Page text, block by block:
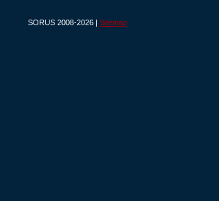
SORUS 2008-2026 | Sitemap